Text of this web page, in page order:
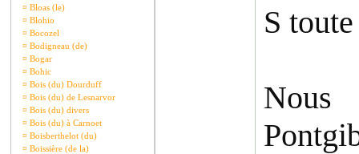
¤ Bloas (le)
¤ Blohio
¤ Bocozel
¤ Bodigneau (de)
¤ Bogar
¤ Bohic
¤ Bois (du) Dourduff
¤ Bois (du) de Lesnarvor
¤ Bois (du) divers
¤ Bois (du) à Carnoet
¤ Boisberthelot (du)
¤ Boissière (de la)
S
Nous